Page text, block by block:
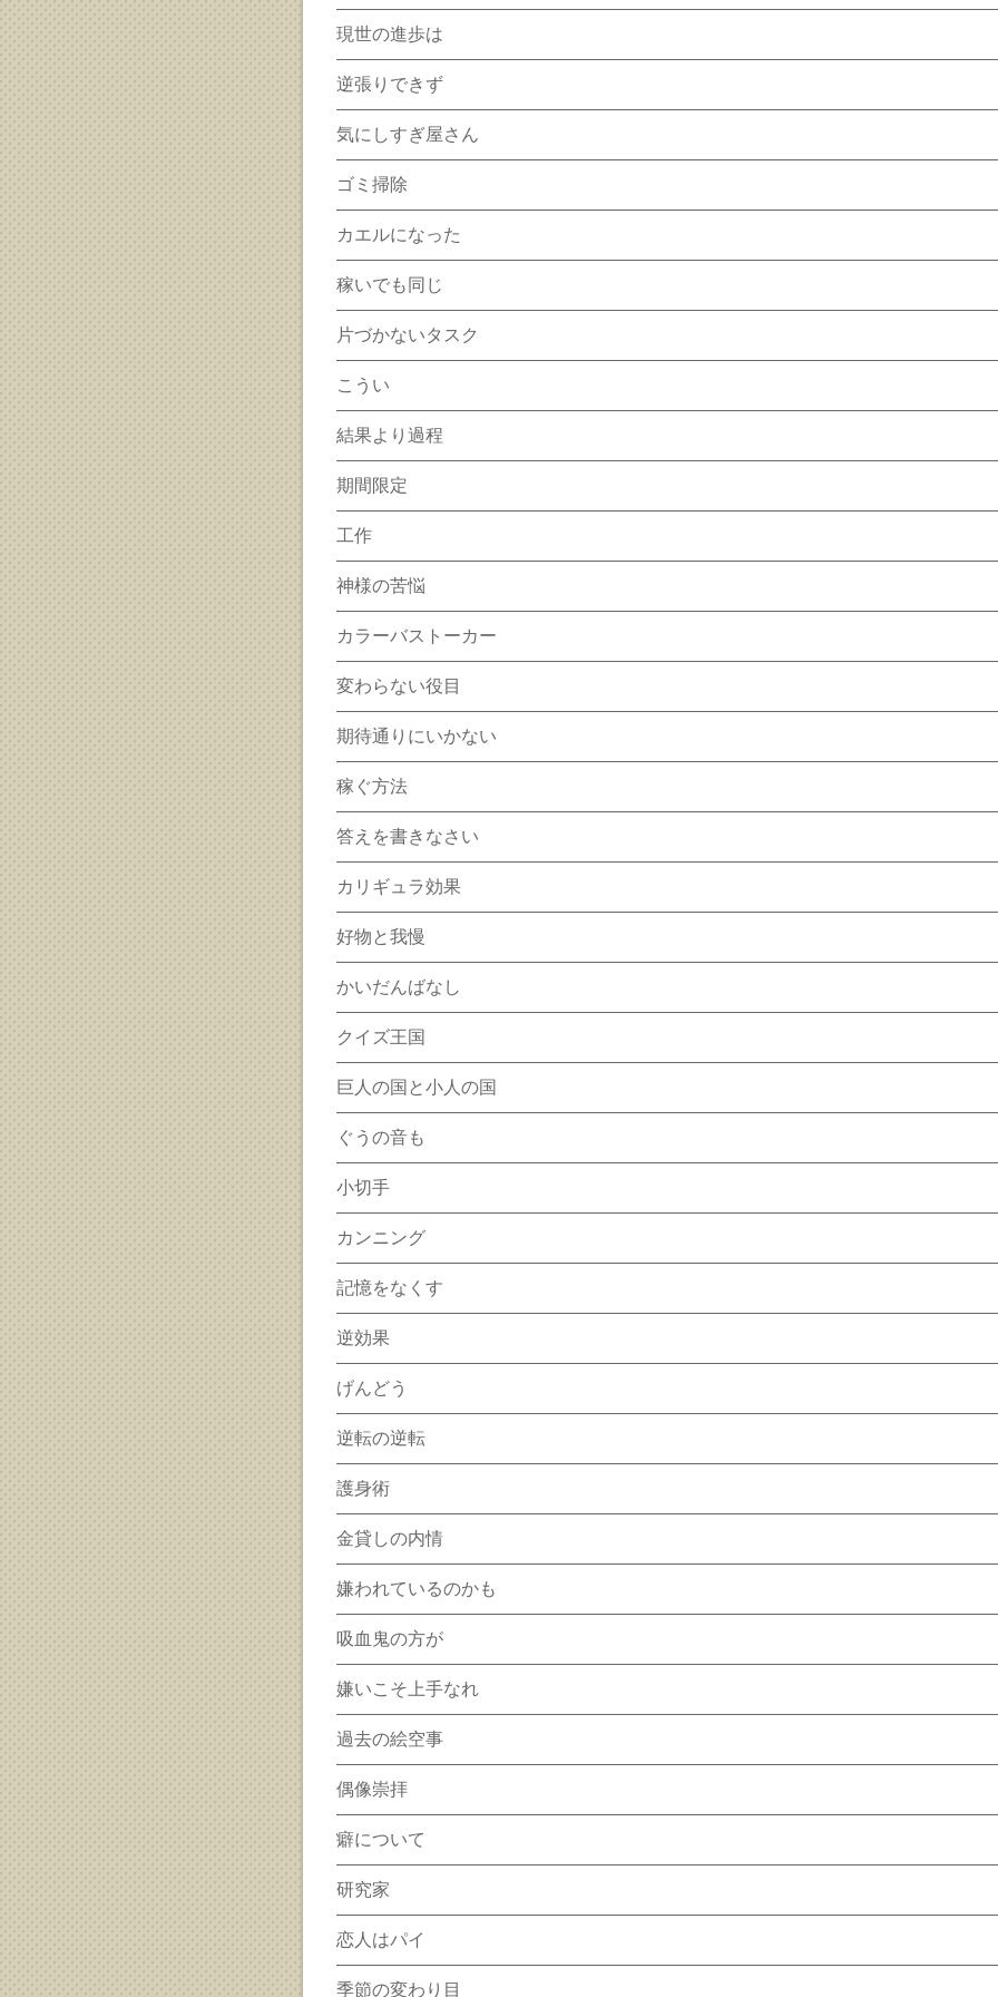
現世の進歩は
逆張りできず
気にしすぎ屋さん
ゴミ掃除
カエルになった
稼いでも同じ
片づかないタスク
こうい
結果より過程
期間限定
工作
神様の苦悩
カラーバストーカー
変わらない役目
期待通りにいかない
稼ぐ方法
答えを書きなさい
カリギュラ効果
好物と我慢
かいだんばなし
クイズ王国
巨人の国と小人の国
ぐうの音も
小切手
カンニング
記憶をなくす
逆効果
げんどう
逆転の逆転
護身術
金貸しの内情
嫌われているのかも
吸血鬼の方が
嫌いこそ上手なれ
過去の絵空事
偶像崇拝
癖について
研究家
恋人はパイ
季節の変わり目